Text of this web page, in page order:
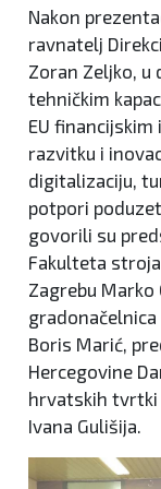
Nakon
ravnatelj
Zoran Zeljko, u
tehničkim
EU
razvitku i
digitalizaciju,
potpori
govorili su
Fakulteta
Zagrebu Marko
gradonačelnica
Boris Marić,
Hercegovine
hrvatskih tvrtki
Ivana Gulišija.